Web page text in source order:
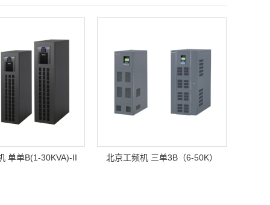
单单B(1-30KVA)-II 北京工频机 三单3B（6-50K）